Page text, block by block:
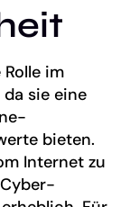
im
sie eine
bieten.
Internet zu